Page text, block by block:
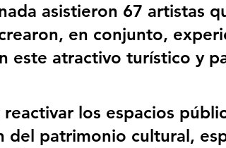
asistieron 67 artistas
en conjunto,
este atractivo turístico y
los espacios
del patrimonio cultural,